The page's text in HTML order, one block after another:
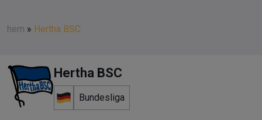
hem » Hertha BSC
Hertha BSC
Bundesliga